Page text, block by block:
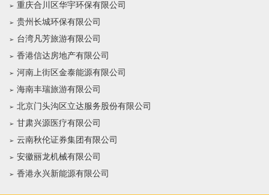
重庆合川区华宇环保有限公司
贵州长城环保有限公司
台湾凡芳旅游有限公司
香港信达房地产有限公司
河南上街区金泰能源有限公司
海南丰瑞旅游有限公司
北京门头沟区立达服务股份有限公司
甘肃兴源医疗有限公司
云南秋伦证券集团有限公司
安徽丽龙机械有限公司
香港永兴新能源有限公司